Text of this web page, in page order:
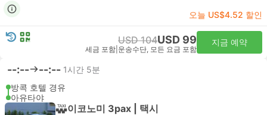
오늘 US$4.52 할인
USD 104USD 99
세금 포함 운송수단, 모든 요금 포함
지금 예약
--:-- --:-- 1시간 5분
방콕 호텔 경유
아유타야
이코노미 3pax | 택시